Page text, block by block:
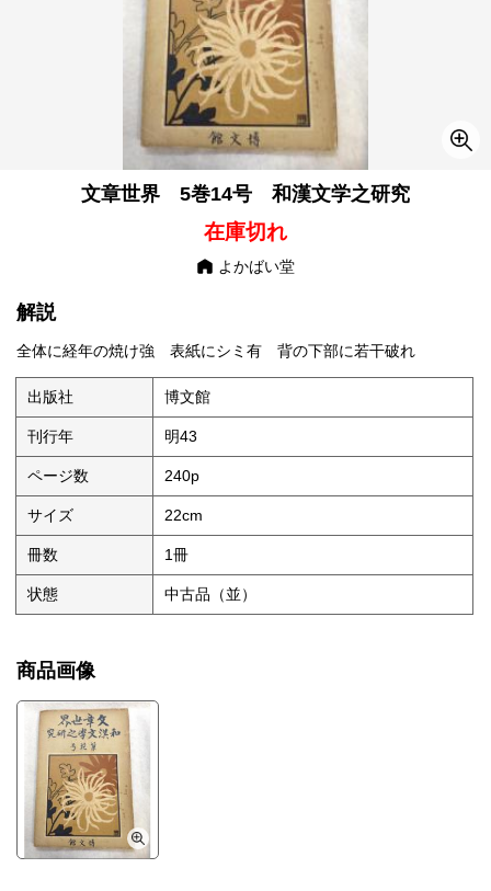
文章世界 5巻14号 和漢文学之研究
在庫切れ
よかばい堂
解説
全体に経年の焼け強 表紙にシミ有 背の下部に若干破れ
出版社 博文館
刊行年 明43
ページ数 240p
サイズ 22cm
冊数 1冊
状態 中古品（並）
商品画像